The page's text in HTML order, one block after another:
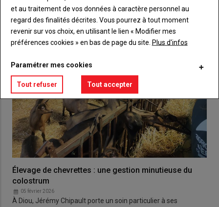
Élevage de chevrettes : une gestion minutieuse du
colostrum
05 février 2026
À Diou, Jérémy Chipault porte un soin particulier à ses
et au traitement de vos données à caractère personnel au
regard des finalités décrites. Vous pourrez à tout moment
revenir sur vos choix, en utilisant le lien « Modifier mes
préférences cookies » en bas de page du site. Plus d'infos
Paramétrer mes cookies
Tout refuser Tout accepter